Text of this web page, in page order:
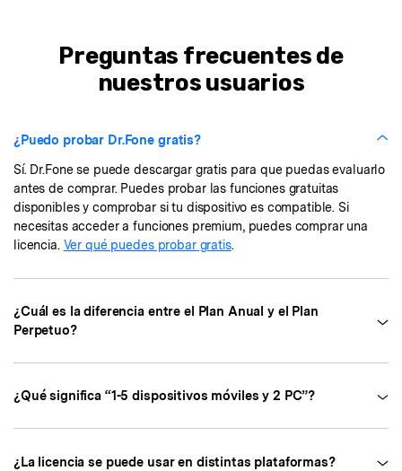
Preguntas frecuentes de
nuestros usuarios
¿Puedo probar Dr.Fone gratis?
Sí. Dr.Fone se puede descargar gratis para que puedas evaluarlo
antes de comprar. Puedes probar las funciones gratuitas
disponibles y comprobar si tu dispositivo es compatible. Si
necesitas acceder a funciones premium, puedes comprar una
licencia. Ver qué puedes probar gratis.
¿Cuál es la diferencia entre el Plan Anual y el Plan
Perpetuo?
¿Qué significa “1-5 dispositivos móviles y 2 PC”?
¿La licencia se puede usar en distintas plataformas?